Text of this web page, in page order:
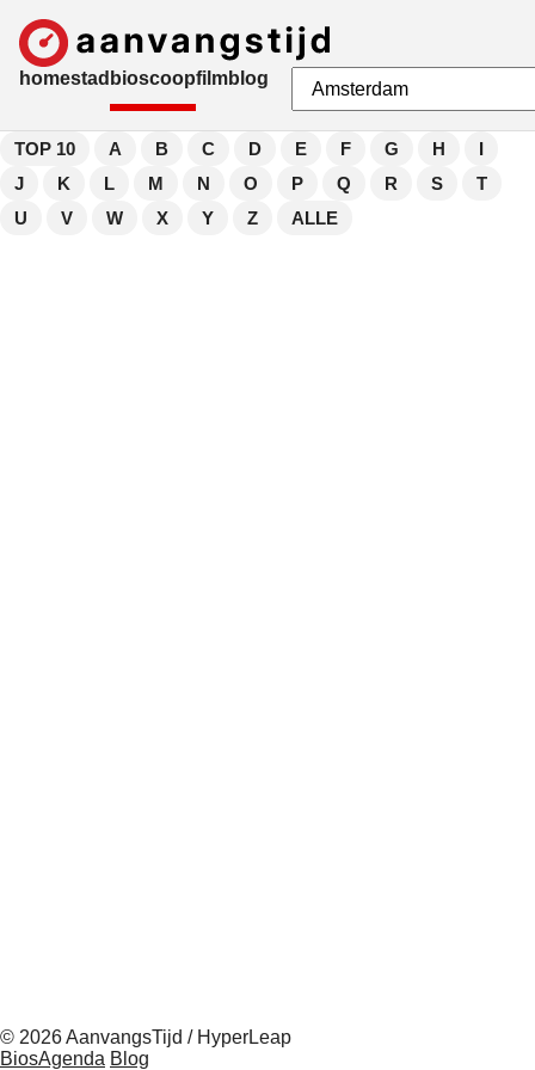
homestad bioscoopfilmblog
TOP 10 A B C D E F G H
I
J
K L M N O P Q R S
T
U
V W X Y Z ALLE
© 2026 AanvangsTijd / HyperLeap
BiosAgenda Blog